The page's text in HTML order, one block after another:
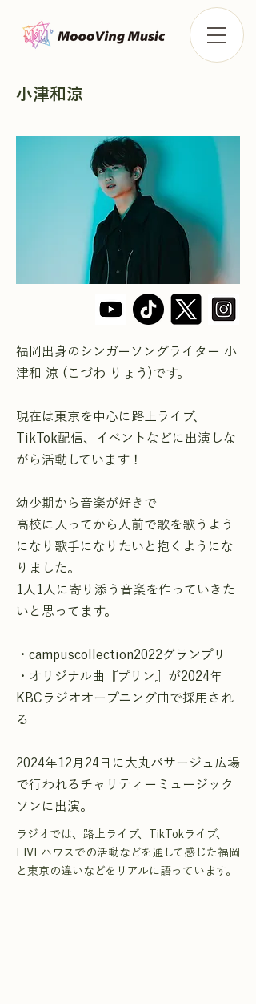
福岡出身のシンガーソングライター 小
津和 涼 (こづわ りょう)です。
現在は東京を中心に路上ライブ、
TikTok配信、イベントなどに出演しな
がら活動しています！
幼少期から音楽が好きで
高校に入ってから人前で歌を歌うよう
になり歌手になりたいと抱くようにな
りました。
1人1人に寄り添う音楽を作っていきた
いと思ってます。
・campuscollection2022グランプリ
・オリジナル曲『プリン』が2024年
KBCラジオオープニング曲で採用され
る
2024年12月24日に大丸パサージュ広場
で行われるチャリティーミュージック
ソンに出演。
ラジオでは、路上ライブ、TikTokライブ、
LIVEハウスでの活動などを通して感じた福岡
と東京の違いなどをリアルに語っています。
小津和涼